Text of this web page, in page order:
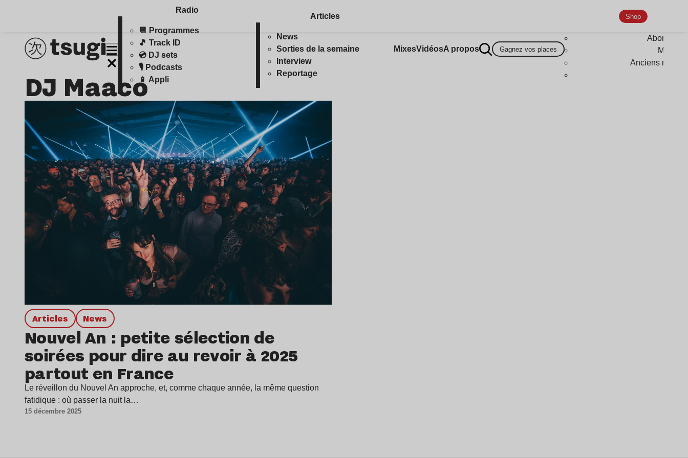
Radio
📆 Programmes
🎵 Track ID
💿 DJ sets
🎙️ Podcasts
📱 Appli
Articles
News
Sorties de la semaine
Interview
Reportage
MixesVidéosA propos Gagnez vos places
Shop
Anciens
DJ Maaco
Articles news
Nouvel An : petite sélection de
soirées pour dire au revoir à 2025
partout en France
Le réveillon du Nouvel An approche, et, comme chaque année, la même question
fatidique : où passer la nuit la…
15 décembre 2025